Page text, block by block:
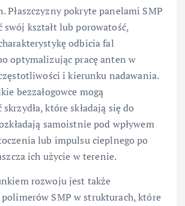
Płaszczyzny pokryte panelami SMP
swój kształt lub porowatość,
odbicia fal
optymalizując pracę anten w
i kierunku nadawania.
bezzałogowce mogą
które składają się do
samoistnie pod wpływem
lub impulsu cieplnego po
ich użycie w terenie.
rozwoju jest także
SMP w strukturach, które